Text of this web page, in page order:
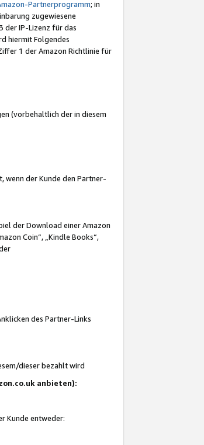
Partnerprogramm; in
zugewiesene
der IP-Lizenz für das
hiermit Folgendes
1 der Amazon Richtlinie für
(vorbehaltlich der in diesem
wenn der Kunde den Partner-
der Download einer Amazon
Coin“, „Kindle Books“,
des Partner-Links
dieser bezahlt wird
anbieten):
Kunde entweder: